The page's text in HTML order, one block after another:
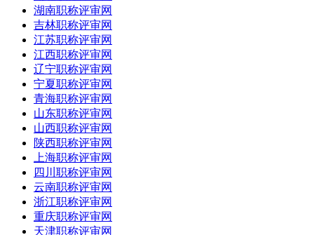
湖南职称评审网
吉林职称评审网
江苏职称评审网
江西职称评审网
辽宁职称评审网
宁夏职称评审网
青海职称评审网
山东职称评审网
山西职称评审网
陕西职称评审网
上海职称评审网
四川职称评审网
云南职称评审网
浙江职称评审网
重庆职称评审网
天津职称评审网